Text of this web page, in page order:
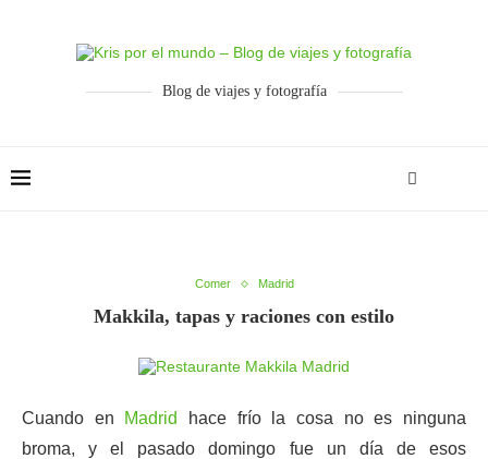
Blog de viajes y fotografía
Comer Madrid
Makkila, tapas y raciones con estilo
Cuando en Madrid
hace frío la cosa no es ninguna
broma, y el pasado domingo fue un día de esos